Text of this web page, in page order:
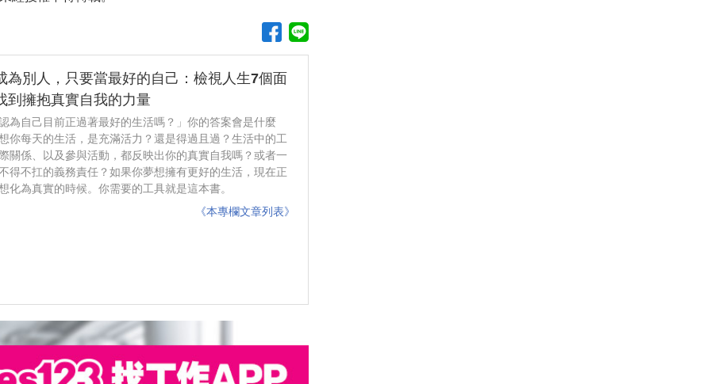
為別人，只要當最好的自己：檢視人生7個面
到擁抱真實自我的力量
為自己目前正過著最好的生活嗎？」你的答案會是什麼
你每天的生活，是充滿活力？還是得過且過？生活中的工
關係、以及參與活動，都反映出你的真實自我嗎？或者一
得不扛的義務責任？如果你夢想擁有更好的生活，現在正
化為真實的時候。你需要的工具就是這本書。
《本專欄文章列表》